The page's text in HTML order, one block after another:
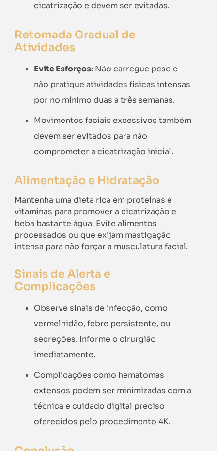
cicatrização e devem ser evitadas.
Retomada Gradual de
Atividades
Evite Esforços: Não carregue peso e
não pratique atividades físicas intensas
por no mínimo duas a três semanas.
Movimentos faciais excessivos também
devem ser evitados para não
comprometer a cicatrização inicial.
Alimentação e Hidratação
Mantenha uma dieta rica em proteínas e
vitaminas para promover a cicatrização e
beba bastante água. Evite alimentos
processados ou que exijam mastigação
intensa para não forçar a musculatura facial.
Sinais de Alerta e
Complicações
Observe sinais de infecção, como
vermelhidão, febre persistente, ou
secreções. Informe o cirurgião
imediatamente.
Complicações como hematomas
extensos podem ser minimizadas com a
técnica e cuidado digital preciso
oferecidos pelo procedimento 4K.